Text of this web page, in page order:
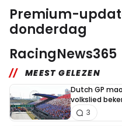
Premium-
donderdag
RacingNews365
MEEST GELEZEN
Dutch GP
volkslied
3